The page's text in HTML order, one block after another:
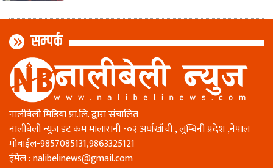
सम्पर्क
नालीबेली मिडिया प्रा.लि. द्वारा संचालित
नालीबेली न्युज डट कम मालारानी -०२ अर्घाखाँची , लुम्बिनी प्रदेश ,नेपाल
माेबाईल-9857085131,9863325121
ईमेल :nalibelinews@gmail.com